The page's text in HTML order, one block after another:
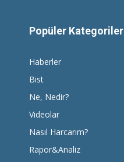
Popüler Kategoriler
Haberler
Bist
Ne, Nedir?
Videolar
Nasıl Harcarım?
Rapor&Analiz